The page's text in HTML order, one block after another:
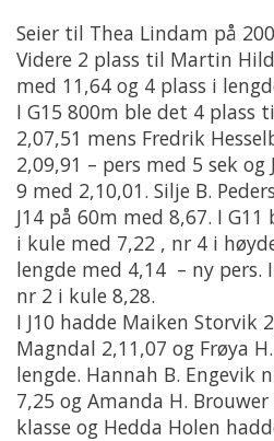
Seier til Thea Lindam på
Videre 2 plass til Martin
med 11,64 og 4 plass i
I G15 800m ble det 4 plass
2,07,51 mens Fredrik
2,09,91 – pers med 5 sek
9 med 2,10,01. Silje B.
J14 på 60m med 8,67. I
i kule med 7,22 , nr 4 i
lengde med 4,14 – ny pers.
nr 2 i kule 8,28.
I J10 hadde Maiken Storvik
Magndal 2,11,07 og Frøya
lengde. Hannah B. Engevik
7,25 og Amanda H.
klasse og Hedda Holen